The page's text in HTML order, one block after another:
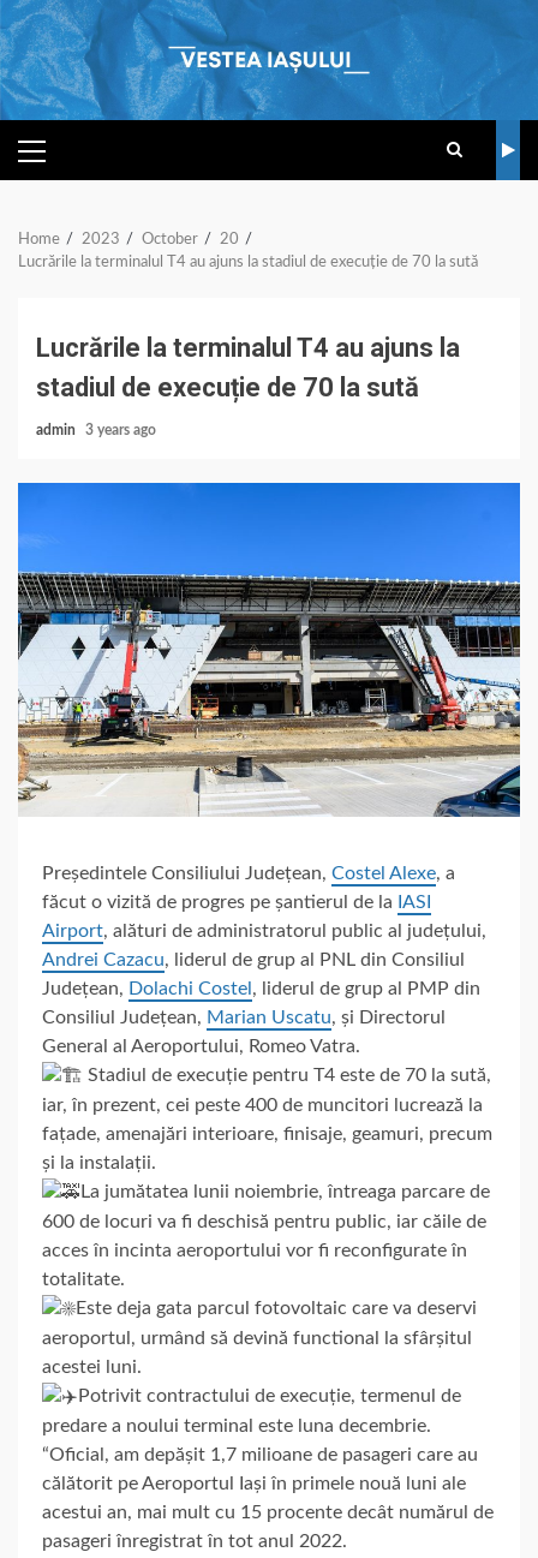
Skip
to
content
PRIMARY
MENU
Home 2023 October
20
Lucrările la terminalul T4 au ajuns la stadiul de execuție de 70 la sută
Lucrările la terminalul T4 au ajuns la
stadiul de execuție de 70 la sută
admin 3 years ago
Președintele Consiliului Județean, Costel Alexe, a
făcut o vizită de progres pe șantierul de la IASI
Airport, alături de administratorul public al județului,
Andrei Cazacu, liderul de grup al PNL din Consiliul
Județean, Dolachi Costel , liderul de grup al PMP din
Consiliul
Județean, Marian Uscatu, și Directorul
General al Aeroportului, Romeo Vatra.
Stadiul de execuție pentru T4 este de 70 la sută,
iar, în prezent, cei peste 400 de muncitori lucrează la
fațade, amenajări interioare, finisaje, geamuri, precum
și la instalații.
La jumătatea lunii noiembrie, întreaga parcare de
600 de locuri va fi deschisă pentru public, iar căile de
acces în incinta aeroportului vor fi reconfigurate în
totalitate.
Este deja gata parcul fotovoltaic care va deservi
aeroportul, urmând să devină functional la sfârșitul
acestei luni.
Potrivit contractului de execuție, termenul de
predare a noului terminal este luna decembrie.
“Oficial, am depășit 1,7 milioane de pasageri care au
călătorit pe Aeroportul Iași în primele nouă luni ale
acestui an, mai mult cu 15 procente decât numărul de
pasageri înregistrat în tot anul 2022.